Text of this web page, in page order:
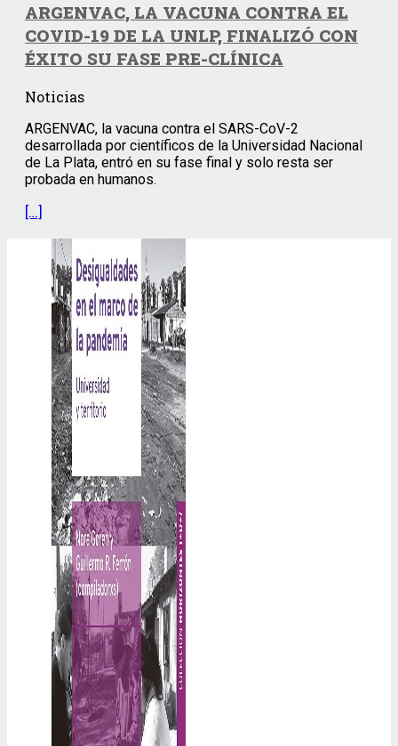
ARGENVAC, LA VACUNA CONTRA EL
COVID-19 DE LA UNLP, FINALIZÓ CON
ÉXITO SU FASE PRE-CLÍNICA
Noticias
ARGENVAC, la vacuna contra el SARS-CoV-2
desarrollada por científicos de la Universidad Nacional
de La Plata, entró en su fase final y solo resta ser
probada en humanos.
[…]